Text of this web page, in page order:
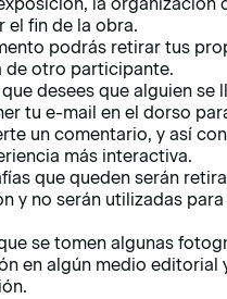
el fin de la obra.
podrás retirar tus
de otro participante.
desees que alguien se
tu e-mail en el dorso
un comentario, y así
más interactiva.
que queden serán
y no serán utilizadas
se tomen algunas
en algún medio editorial